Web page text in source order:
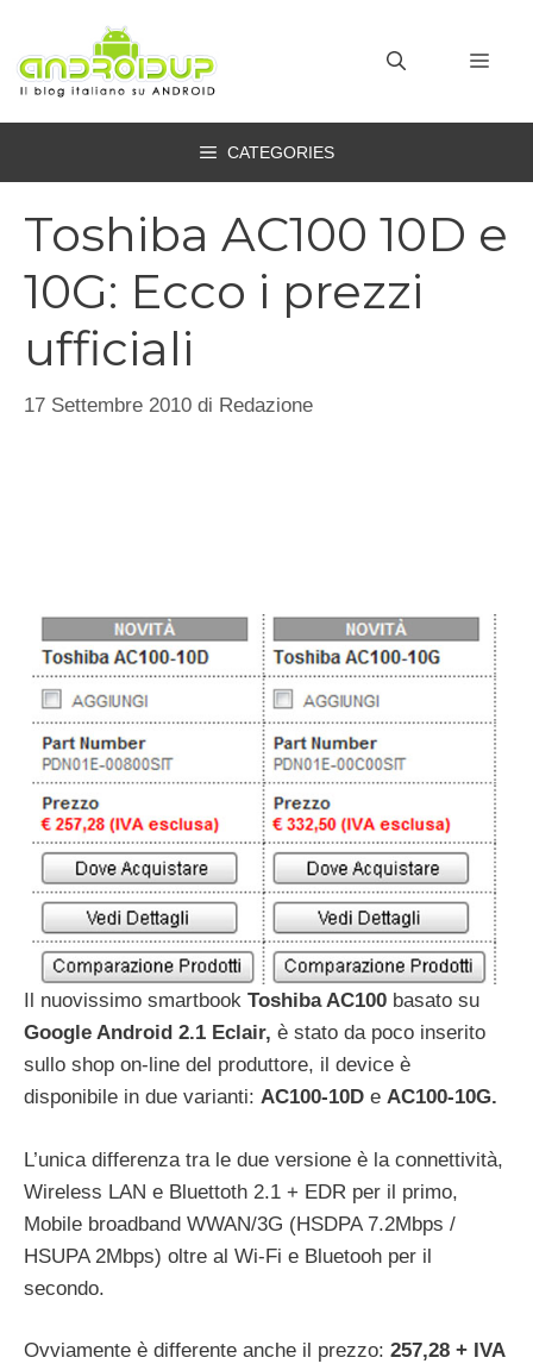
contenuto
CATEGORIES
Toshiba AC100 10D e
10G: Ecco i prezzi
ufficiali
17 Settembre 2010 di Redazione
Il nuovissimo smartbook Toshiba AC100 basato su
Google Android 2.1 Eclair, è stato da poco inserito
sullo shop on-line del produttore, il device è
disponibile in due varianti: AC100-10D e AC100-10G.
L’unica differenza tra le due versione è la connettività,
Wireless LAN e Bluettoth 2.1 + EDR per il primo,
Mobile broadband WWAN/3G (HSDPA 7.2Mbps /
HSUPA 2Mbps) oltre al Wi-Fi e Bluetooh per il
secondo.
Ovviamente è differente anche il prezzo: 257,28 + IVA